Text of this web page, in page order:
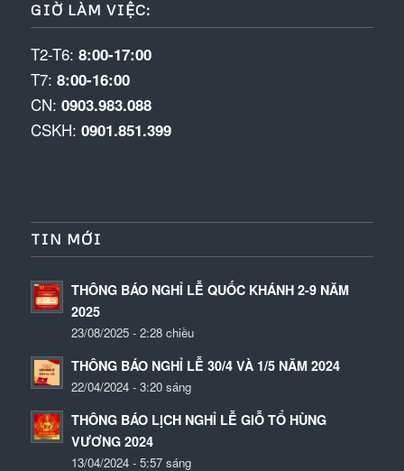
GIỜ LÀM VIỆC:
T2-T6: 8:00-17:00
T7: 8:00-16:00
CN: 0903.983.088
CSKH: 0901.851.399
TIN MỚI
THÔNG BÁO NGHỈ LỄ QUỐC KHÁNH 2-9 NĂM
2025
23/08/2025 - 2:28 chiều
THÔNG BÁO NGHỈ LỄ 30/4 VÀ 1/5 NĂM 2024
22/04/2024 - 3:20 sáng
THÔNG BÁO LỊCH NGHỈ LỄ GIỖ TỔ HÙNG
VƯƠNG 2024
13/04/2024 - 5:57 sáng